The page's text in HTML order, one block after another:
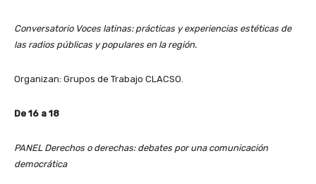
Conversatorio Voces latinas: prácticas y experiencias estéticas de
las radios públicas y populares en la región.
Organizan: Grupos de Trabajo CLACSO.
De 16 a 18
PANEL Derechos o derechas: debates por una comunicación
democrática